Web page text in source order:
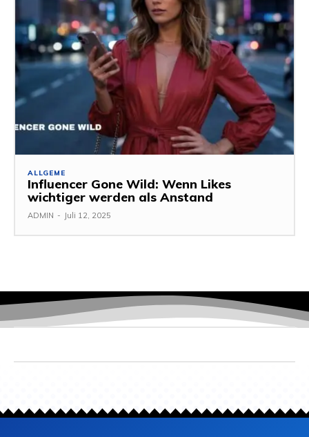
ALLGEME
Influencer Gone Wild: Wenn Likes
wichtiger werden als Anstand
ADMIN - Juli 12, 2025